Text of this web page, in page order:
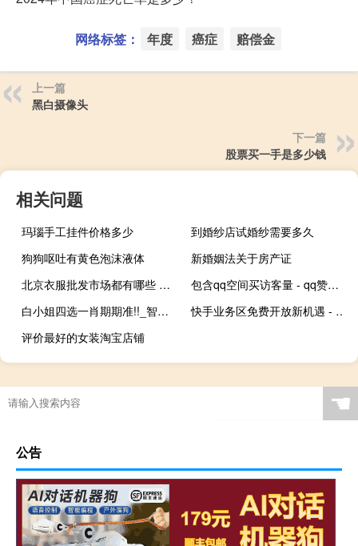
网络标签： 年度 癌症 赔偿金
上一篇
黑白摄像头
下一篇
股票买一手是多少钱
相关问题
玛瑙手工挂件价格多少
到婚纱店试婚纱需要多久
狗狗呕吐有黄色泡沫液体
新婚姻法关于房产证
北京衣服批发市场都有哪些 北京动物园服装批发市场
包含qq空间买访客量 - qq赞在哪里买网站,ks一块钱100个赞
白小姐四选一肖期期准!!_智能AI深度解析_百度大脑版A12.233
快手业务区免费开放新机遇 - 抖音黑粉多少钱一个
评价最好的女装淘宝店铺
☚
公告